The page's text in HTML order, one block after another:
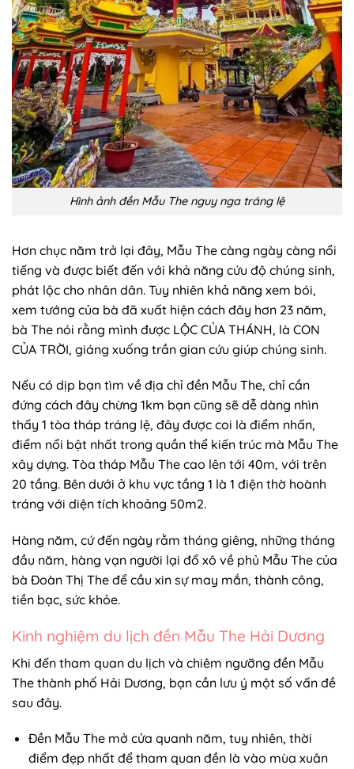
Hình ảnh đền Mẫu The nguy nga tráng lệ
Hơn chục năm trở lại đây, Mẫu The càng ngày càng nổi
tiếng và được biết đến với khả năng cứu độ chúng sinh,
phát lộc cho nhân dân. Tuy nhiên khả năng xem bói,
xem tướng của bà đã xuất hiện cách đây hơn 23 năm,
bà The nói rằng mình được LỘC CỦA THÁNH, là CON
CỦA TRỜI, giáng xuống trần gian cứu giúp chúng sinh.
Nếu có dịp bạn tìm về địa chỉ đền Mẫu The, chỉ cần
đứng cách đây chừng 1km bạn cũng sẽ dễ dàng nhìn
thấy 1 tòa tháp tráng lệ, đây được coi là điểm nhấn,
điểm nổi bật nhất trong quần thể kiến trúc mà Mẫu The
xây dựng. Tòa tháp Mẫu The cao lên tới 40m, với trên
20 tầng. Bên dưới ở khu vực tầng 1 là 1 điện thờ hoành
tráng với diện tích khoảng 50m2.
Hàng năm, cứ đến ngày rằm tháng giêng, những tháng
đầu năm, hàng vạn người lại đổ xô về phủ Mẫu The của
bà Đoàn Thị The để cầu xin sự may mắn, thành công,
tiền bạc, sức khỏe.
Kinh nghiệm du lịch đền Mẫu The Hải Dương
Khi đến tham quan du lịch và chiêm ngưỡng đền Mẫu
The thành phố Hải Dương, bạn cần lưu ý một số vấn đề
sau đây.
Đền Mẫu The mở cửa quanh năm, tuy nhiên, thời
điểm đẹp nhất để tham quan đền là vào mùa xuân